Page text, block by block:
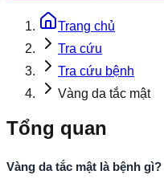
Trang chủ
Tra cứu
Tra cứu bệnh
Vàng da tắc mật
Tổng quan
Vàng da tắc mật là bệnh gì?